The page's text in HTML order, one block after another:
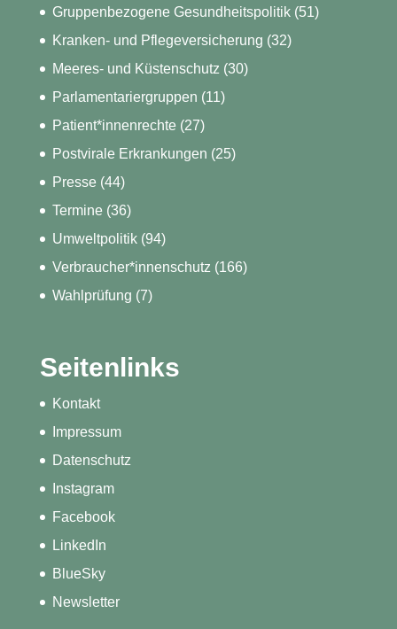
Gruppenbezogene Gesundheitspolitik(51)
Kranken- und Pflegeversicherung (32)
Meeres- und Küstenschutz (30)
Parlamentariergruppen (11)
Patient*innenrechte(27)
Postvirale Erkrankungen (25)
Presse(44)
Termine(36)
Umweltpolitik(94)
Verbraucher*innenschutz (166)
Wahlprüfung (7)
Seitenlinks
Kontakt
Impressum
Datenschutz
Instagram
Facebook
LinkedIn
BlueSky
Newsletter